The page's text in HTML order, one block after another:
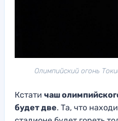
Олимпийский огонь
Кстати чаш
будет две. Та, что